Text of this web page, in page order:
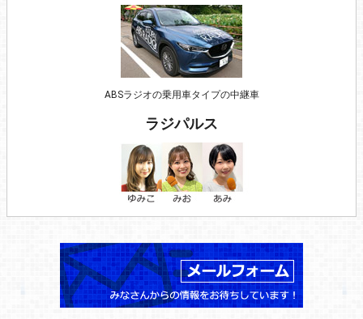
ABSラジオの乗用車タイプの中継車
ラジパルス